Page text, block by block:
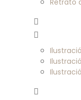
Retrato